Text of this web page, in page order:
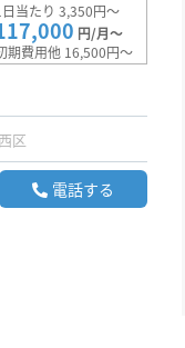
日当たり 3,350円～
円/月～
期費用他 16,500円～
区
電話する